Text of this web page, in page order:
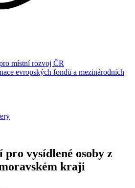
místní rozvoj ČR
evropských fondů a mezinárodních
vysídlené osoby z
kraji